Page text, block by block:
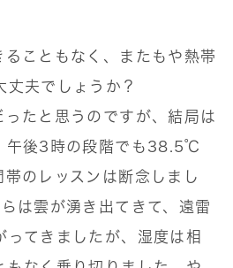
こともなく、またもや熱帯
夫でしょうか？
たと思うのですが、結局は
午後3時の段階でも38.5℃
のレッスンは断念しまし
は雲が湧き出てきて、遠雷
てきましたが、湿度は相